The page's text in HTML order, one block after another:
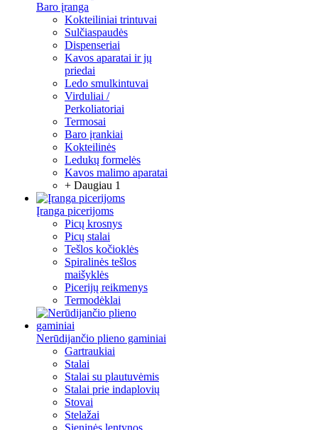
Baro įranga
Kokteiliniai trintuvai
Sulčiaspaudės
Dispenseriai
Kavos aparatai ir jų
priedai
Ledo smulkintuvai
Virduliai /
Perkoliatoriai
Termosai
Baro įrankiai
Kokteilinės
Ledukų formelės
Kavos malimo aparatai
+ Daugiau 1
Įranga picerijoms
Picų krosnys
Picų stalai
Tešlos kočioklės
Spiralinės tešlos
maišyklės
Picerijų reikmenys
Termodėklai
Nerūdijančio plieno gaminiai
Gartraukiai
Stalai
Stalai su plautuvėmis
Stalai prie indaplovių
Stovai
Stelažai
Sieninės lentynos